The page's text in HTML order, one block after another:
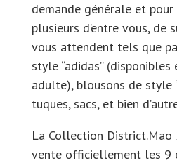
demande générale et
plusieurs d’entre vous, de
vous attendent tels que
style “adidas”
adulte), blousons de style
tuques, sacs, et bien
La Collection District.Mao
vente officiellement les 9